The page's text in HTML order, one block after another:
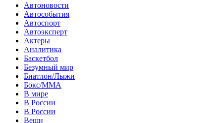
Автоновости
Автособытия
Автоспорт
Автоэксперт
Актеры
Аналитика
Баскетбол
Безумный мир
Биатлон/Лыжи
Бокс/MMA
В мире
В России
В России
Вещи